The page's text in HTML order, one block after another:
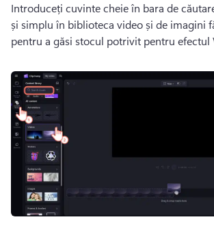
Introduceți cuvinte cheie în bara de
și simplu în biblioteca video și de imagini
pentru a găsi stocul potrivit pentru efectul